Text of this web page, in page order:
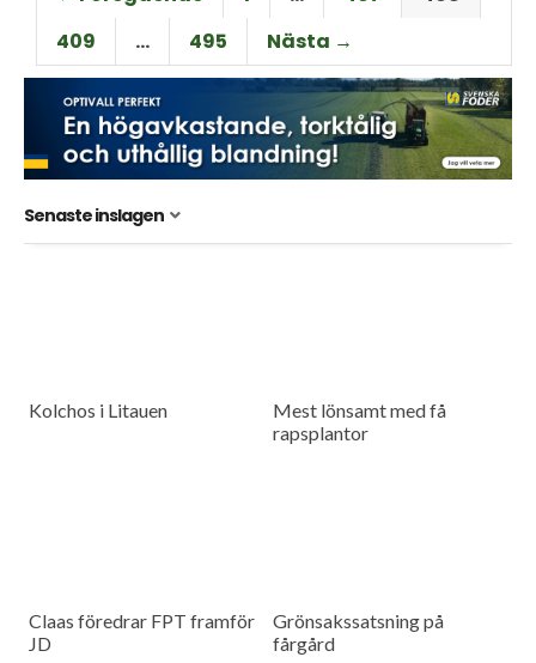
409
… 495 Nästa →
Senaste inslagen
Kolchos i Litauen
Mest lönsamt med få
rapsplantor
Claas föredrar FPT framför
JD
Grönsakssatsning på
fårgård